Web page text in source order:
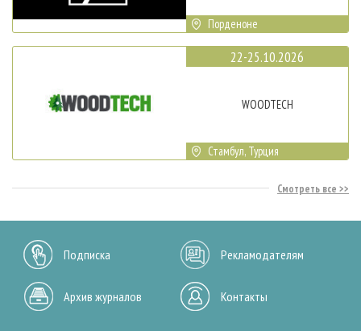
Порденоне
22-25.10.2026
WOODTECH
Стамбул, Турция
Смотреть все
Подписка Рекламодателям
Архив журналов Контакты